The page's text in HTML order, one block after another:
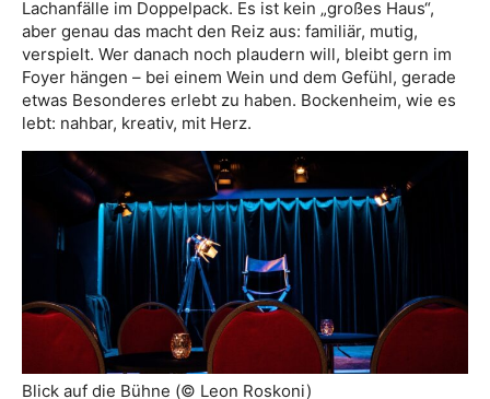
Lachanfälle im Doppelpack. Es ist kein „großes Haus“,
aber genau das macht den Reiz aus: familiär, mutig,
verspielt. Wer danach noch plaudern will, bleibt gern im
Foyer hängen – bei einem Wein und dem Gefühl, gerade
etwas Besonderes erlebt zu haben. Bockenheim, wie es
lebt: nahbar, kreativ, mit Herz.
Blick auf die Bühne (© Leon Roskoni)